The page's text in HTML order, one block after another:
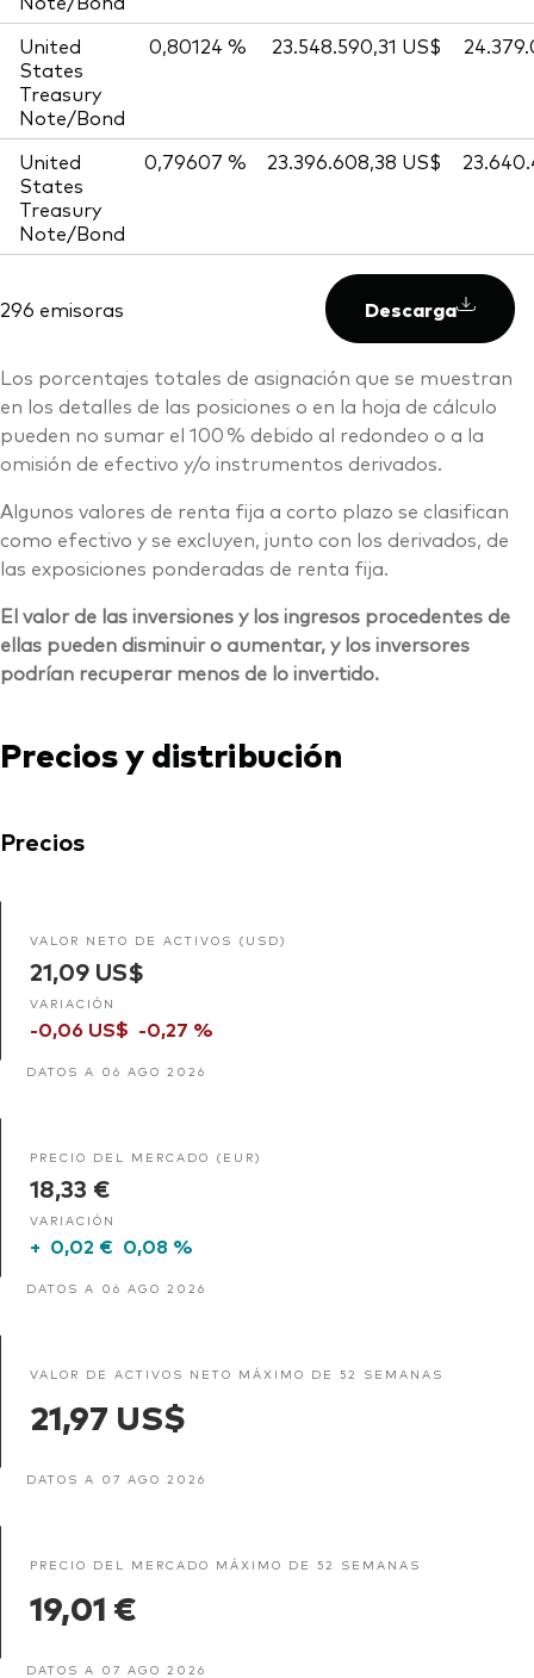
United
States
Treasury
Note/Bond
0,80124 % 23.548.590,31 US$
United
States
Treasury
Note/Bond
0,79607 % 23.396.608,38 US$
296 emisoras Descarga
Los porcentajes totales de asignación que se muestran
en los detalles de las posiciones o en la hoja de cálculo
pueden no sumar el 100 % debido al redondeo o a la
omisión de efectivo y/o instrumentos derivados.
Algunos valores de renta fija a corto plazo se clasifican
como efectivo y se excluyen, junto con los derivados, de
las exposiciones ponderadas de renta fija.
El valor de las inversiones y los ingresos procedentes de
ellas pueden disminuir o aumentar, y los inversores
podrían recuperar menos de lo invertido.
Precios y distribución
Precios
VALOR NETO DE ACTIVOS (USD)
21,09 US$
VARIACIÓN
-0,06 US$ -0,27 %
DATOS A 06 AGO 2026
PRECIO DEL MERCADO (EUR)
18,33 €
VARIACIÓN
+ 0,02 € 0,08 %
DATOS A 06 AGO 2026
VALOR DE ACTIVOS NETO MÁXIMO DE 52 SEMANAS
21,97 US$
DATOS A 07 AGO 2026
PRECIO DEL MERCADO MÁXIMO DE 52 SEMANAS
19,01 €
DATOS A 07 AGO 2026